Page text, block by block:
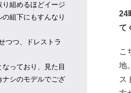
組めるほどイージ
組下にもすんなり
つつ、ドレストラ
っており、見た目
ナシのモデルでござ
24
て
こ
地
ス